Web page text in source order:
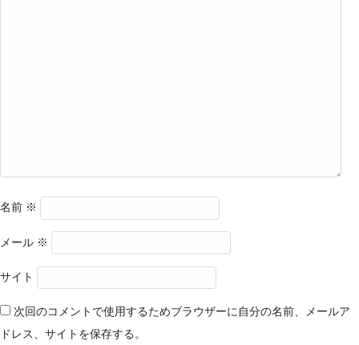
名前 ※
メール ※
サイト
次回のコメントで使用するためブラウザーに自分の名前、メールア
ドレス、サイトを保存する。